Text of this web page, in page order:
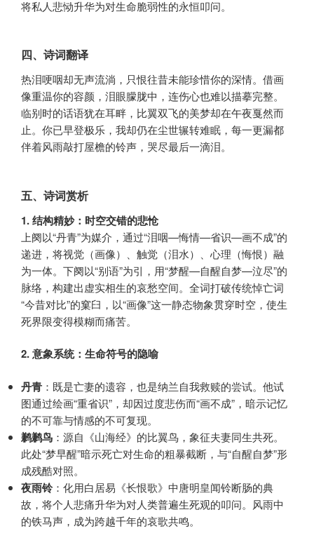
将私人悲恸升华为对生命脆弱性的永恒叩问。
四、诗词翻译
热泪哽咽却无声流淌，只恨往昔未能珍惜你的深情。借画
像重温你的容颜，泪眼朦胧中，连伤心也难以描摹完整。
临别时的话语犹在耳畔，比翼双飞的美梦却在午夜戛然而
止。你已早登极乐，我却仍在尘世辗转难眠，每一更漏都
伴着风雨敲打屋檐的铃声，哭尽最后一滴泪。
五、诗词赏析
1. 结构精妙：时空交错的悲怆
上阕以“丹青”为媒介，通过“泪咽—悔情—省识—画不成”的
递进，将视觉（画像）、触觉（泪水）、心理（悔恨）融
为一体。下阕以“别语”为引，用“梦醒—自醒自梦—泣尽”的
脉络，构建出虚实相生的哀愁空间。全词打破传统悼亡词
“今昔对比”的窠臼，以“画像”这一静态物象贯穿时空，使生
死界限变得模糊而痛苦。
2. 意象系统：生命符号的隐喻
丹青 ：既是亡妻的遗容，也是纳兰自我救赎的尝试。他试
图通过绘画“重省识”，却因过度悲伤而“画不成”，暗示记忆
的不可靠与情感的不可复现。
鹣鹣鸟 ：源自《山海经》的比翼鸟，象征夫妻同生共死。
此处“梦早醒”暗示死亡对生命的粗暴截断，与“自醒自梦”形
成残酷对照。
夜雨铃：化用白居易《长恨歌》中唐明皇闻铃断肠的典
故，将个人悲痛升华为对人类普遍生死观的叩问。风雨中
的铁马声，成为跨越千年的哀歌共鸣。